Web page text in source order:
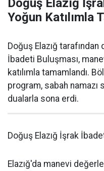
Doğuş Elazığ
Yoğun Katılımla
Doğuş Elazığ
İbadeti Buluşması,
katılımla tamamlandı.
program, sabah namazı
dualarla sona erdi.
Doğuş Elazığ İşrak
Elazığ'da manevi